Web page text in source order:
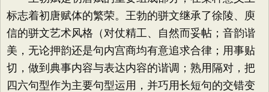
标志着初唐赋体的繁荣。王勃的骈文继承了徐陵、庾
信的骈文艺术风格（对仗精工、自然而妥帖；音韵谐
美，无论押韵还是句内宫商均有意追求合律；用事贴
切，做到典事内容与表达内容的谐调；熟用隔对，把
四六句型作为主要句型运用，并巧用长短句的交错变